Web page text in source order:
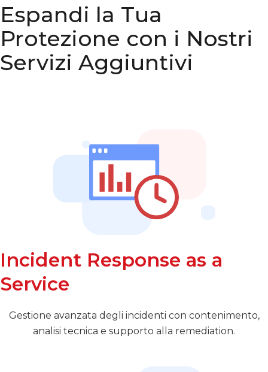
Espandi la Tua
Protezione con i Nostri
Servizi Aggiuntivi
Incident Response as a
Service
Gestione avanzata degli incidenti con contenimento,
analisi tecnica e supporto alla remediation.